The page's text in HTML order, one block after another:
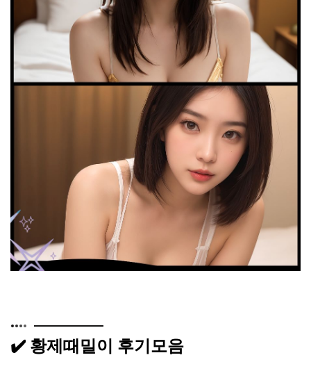
✔️ 황제때밀이 후기모음